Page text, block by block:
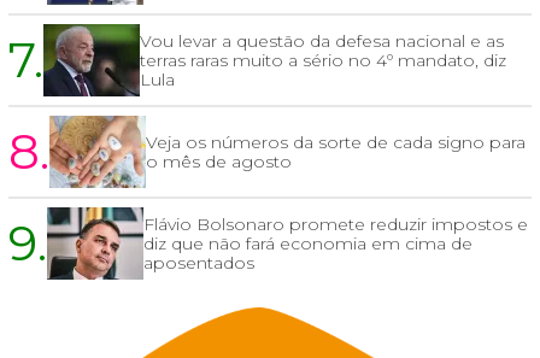
7.
Vou levar a questão da defesa nacional e as
terras raras muito a sério no 4º mandato, diz
Lula
8.
Veja os números da sorte de cada signo para
o mês de agosto
9.
Flávio Bolsonaro promete reduzir impostos e
diz que não fará economia em cima de
aposentados